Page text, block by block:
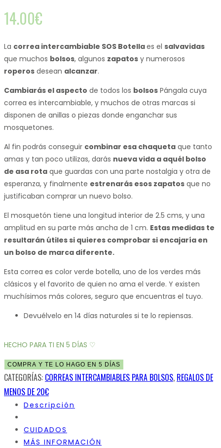
14.00€
La correa intercambiable SOS Botellaes el salvavidas
que muchos bolsos, algunos zapatos y numerosos
roperos desean alcanzar.
Cambiarás el aspecto de todos los bolsos Pángala cuya
correa es intercambiable, y muchos de otras marcas si
disponen de anillas o piezas donde enganchar sus
mosquetones.
Al fin podrás conseguir combinar esa chaqueta que tanto
amas y tan poco utilizas, darás nueva vida a aquél bolso
de asa rota que guardas con una parte nostalgia y otra de
esperanza, y finalmente estrenarás esos zapatos que no
justificaban comprar un nuevo bolso.
El mosquetón tiene una longitud interior de 2.5 cms, y una
amplitud en su parte más ancha de 1 cm. Estas medidas te
resultarán útiles si quieres comprobar si encajaría en
un bolso de marca diferente.
Esta correa es color verde botella, uno de los verdes más
clásicos y el favorito de quien no ama el verde. Y existen
muchísimos más colores, seguro que encuentras el tuyo.
Devuélvelo en 14 días naturales si te lo repiensas.
HECHO PARA TI EN 5 DÍAS ♡
COMPRA Y TE LO HAGO EN 5 DÍAS
CATEGORÍAS: CORREAS INTERCAMBIABLES PARA BOLSOS, REGALOS DE
MENOS DE 20€
Descripción
CUIDADOS
MÁS INFORMACIÓN